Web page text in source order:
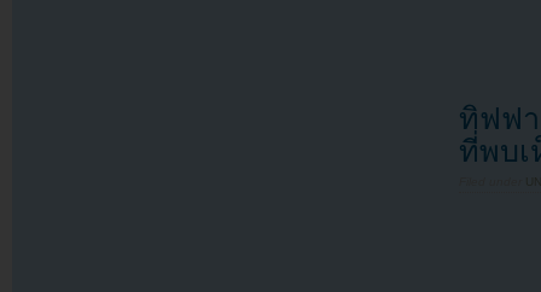
ทิฟฟา
ที่พบเ